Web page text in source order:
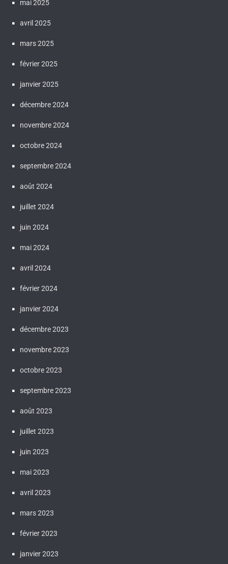
mai 2025
avril 2025
mars 2025
février 2025
janvier 2025
décembre 2024
novembre 2024
octobre 2024
septembre 2024
août 2024
juillet 2024
juin 2024
mai 2024
avril 2024
février 2024
janvier 2024
décembre 2023
novembre 2023
octobre 2023
septembre 2023
août 2023
juillet 2023
juin 2023
mai 2023
avril 2023
mars 2023
février 2023
janvier 2023